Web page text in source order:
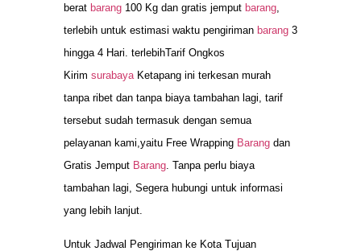
berat barang 100 Kg dan gratis jemput barang
terlebih untuk estimasi waktu pengiriman barang 3
hingga 4 Hari. terlebihTarif Ongkos
Kirim surabaya Ketapang ini terkesan murah
tanpa ribet dan tanpa biaya tambahan lagi, tarif
tersebut sudah termasuk dengan semua
pelayanan kami,yaitu Free Wrapping Barang dan
Gratis Jemput Barang . Tanpa perlu biaya
tambahan lagi, Segera hubungi untuk informasi
yang lebih lanjut.
Untuk Jadwal Pengiriman ke Kota Tujuan